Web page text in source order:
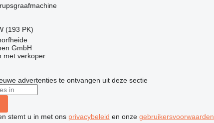
(193 PK)
GmbH
met verkoper
advertenties te ontvangen uit deze sectie
stemt u in met ons privacybeleid en onze gebruikersvoorwaarden